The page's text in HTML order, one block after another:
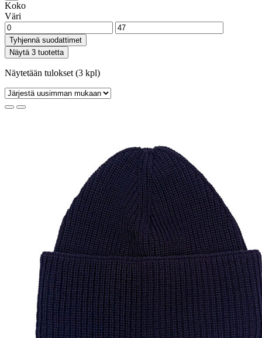
Koko
Väri
Tyhjennä suodattimet
Näytä 3 tuotetta
Näytetään tulokset (3 kpl)